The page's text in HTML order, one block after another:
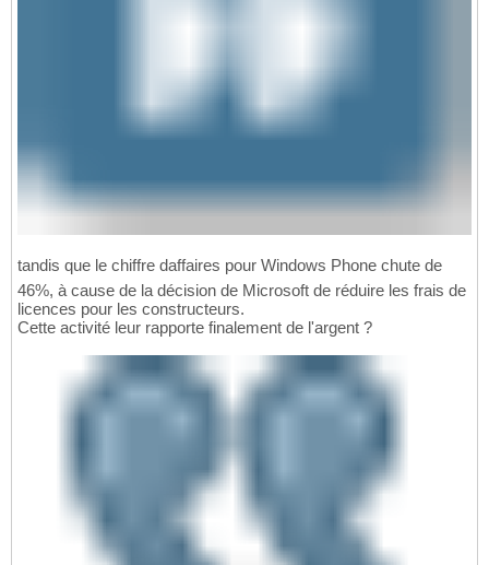
tandis que le chiffre daffaires pour Windows Phone chute de
46%, à cause de la décision de Microsoft de réduire les frais de
licences pour les constructeurs.
Cette activité leur rapporte finalement de l'argent ?